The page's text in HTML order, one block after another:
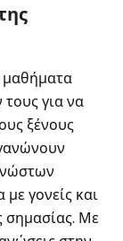
μαθήματα
για να
ξένους
γονείς και
σημασίας. Με